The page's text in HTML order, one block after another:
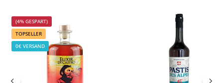
(4% GESPART)
TOPSELLER
0€ VERSAND